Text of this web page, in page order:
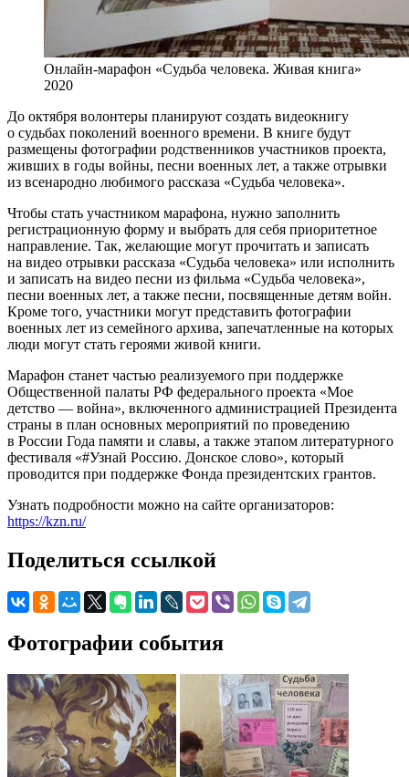
Онлайн-марафон «Судьба человека. Живая книга»
2020
До октября волонтеры планируют создать видеокнигу
о судьбах поколений военного времени. В книге будут
размещены фотографии родственников участников проекта,
живших в годы войны, песни военных лет, а также отрывки
из всенародно любимого рассказа «Судьба человека».
Чтобы стать участником марафона, нужно заполнить
регистрационную форму и выбрать для себя приоритетное
направление. Так, желающие могут прочитать и записать
на видео отрывки рассказа «Судьба человека» или исполнить
и записать на видео песни из фильма «Судьба человека»,
песни военных лет, а также песни, посвященные детям войн.
Кроме того, участники могут представить фотографии
военных лет из семейного архива, запечатленные на которых
люди могут стать героями живой книги.
Марафон станет частью реализуемого при поддержке
Общественной палаты РФ федерального проекта «Мое
детство — война», включенного администрацией Президента
страны в план основных мероприятий по проведению
в России Года памяти и славы, а также этапом литературного
фестиваля «#Узнай Россию. Донское слово», который
проводится при поддержке Фонда президентских грантов.
Узнать подробности можно на сайте организаторов:
https://kzn.ru/
Поделиться ссылкой
Фотографии события